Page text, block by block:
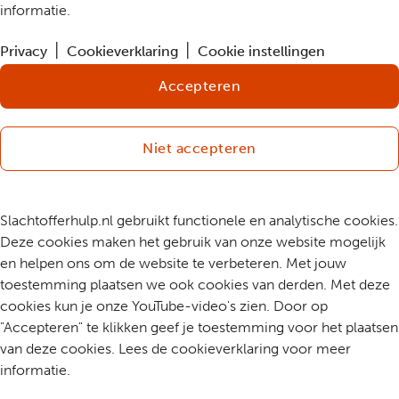
informatie.
Privacy Cookieverklaring Cookie instellingen
Accepteren
Niet accepteren
Slachtofferhulp.nl gebruikt functionele en analytische cookies.
Deze cookies maken het gebruik van onze website mogelijk
en helpen ons om de website te verbeteren. Met jouw
toestemming plaatsen we ook cookies van derden. Met deze
cookies kun je onze YouTube-video's zien. Door op
"Accepteren" te klikken geef je toestemming voor het plaatsen
van deze cookies. Lees de cookieverklaring voor meer
informatie.